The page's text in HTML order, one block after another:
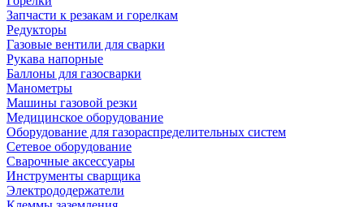
Запчасти к резакам и горелкам
Редукторы
Газовые вентили для сварки
Рукава напорные
Баллоны для газосварки
Манометры
Машины газовой резки
Медицинское оборудование
Оборудование для газораспределительных систем
Сетевое оборудование
Сварочные аксессуары
Инструменты сварщика
Электрододержатели